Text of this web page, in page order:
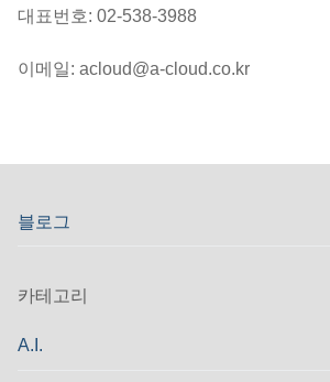
대표번호: 02-538-3988
이메일: acloud@a-cloud.co.kr
블로그
카테고리
A.I.